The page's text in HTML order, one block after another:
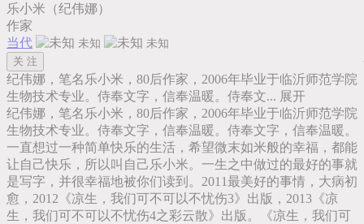
乐小米（纪伟娜）
作家
当代
未知 未知
纪伟娜，笔名乐小米，80后作家，2006年毕业于临沂师范学院
生物技术专业。侍奉文字，信奉温暖。侍奉文... 展开
纪伟娜，笔名乐小米，80后作家，2006年毕业于临沂师范学院
生物技术专业。侍奉文字，信奉温暖。侍奉文字，信奉温暖。
一直想过一种简单快乐的生活，希望微末如米般的幸福，都能
让自己快乐，所以叫自己乐小米。一生之中做过的最好的事就
是写字，并很幸福地被你们读到。2011最美好的事情，大病初
愈，2012《凉生，我们可不可以不忧伤3》出版，2013《凉
生，我们可不可以不忧伤4之彩云散》出版。《凉生，我们可